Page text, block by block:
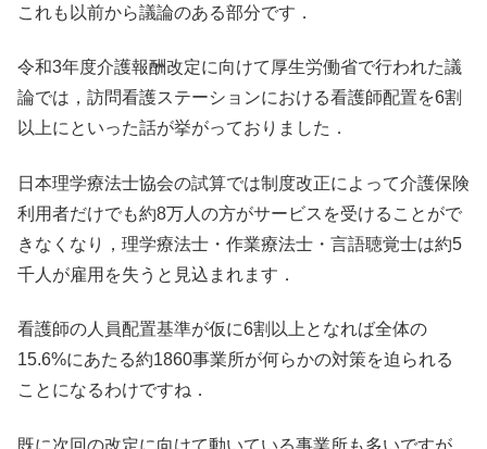
これも以前から議論のある部分です．
令和3年度介護報酬改定に向けて厚生労働省で行われた議
論では，訪問看護ステーションにおける看護師配置を6割
以上にといった話が挙がっておりました．
日本理学療法士協会の試算では制度改正によって介護保険
利用者だけでも約8万人の方がサービスを受けることがで
きなくなり，理学療法士・作業療法士・言語聴覚士は約5
千人が雇用を失うと見込まれます．
看護師の人員配置基準が仮に6割以上となれば全体の
15.6%にあたる約1860事業所が何らかの対策を迫られる
ことになるわけですね．
既に次回の改定に向けて動いている事業所も多いですが，